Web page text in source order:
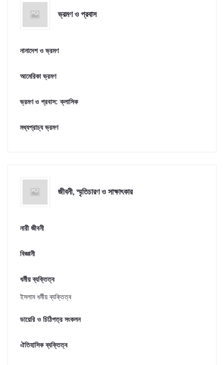
ভ্রমণ ও প্রবাস
নানাদেশ ও ভ্রমণ
আমেরিকা ভ্রমণ
ভ্রমণ ও প্রবাস: ক্লাসিক
মধ্যপ্রাচ্য ভ্রমণ
জীবনী, স্মৃতিচারণ ও সাক্ষাৎকার
নারী জীবনী
বিজ্ঞানী
ধর্মীয় ব্যক্তিত্ব
ইসলাম ধর্মীয় ব্যক্তিত্ব
ডায়েরি ও চিঠিপত্র সংকলন
ঐতিহাসিক ব্যক্তিত্ব